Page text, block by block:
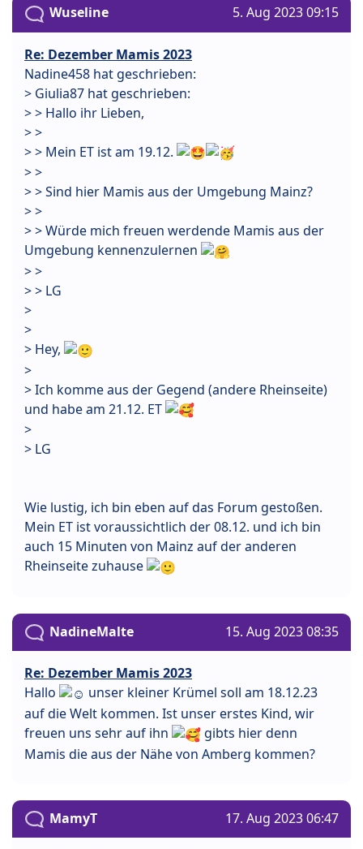
Wuseline 5. Aug 2023 09:15
Re: Dezember Mamis 2023
Nadine458 hat geschrieben:
> Giulia87 hat geschrieben:
> > Hallo ihr Lieben,
> >
> > Mein ET ist am 19.12.
> >
> > Sind hier Mamis aus der Umgebung Mainz?
> >
> > Würde mich freuen werdende Mamis aus der
Umgebung kennenzulernen
> >
> > LG
>
>
> Hey,
>
> Ich komme aus der Gegend (andere Rheinseite)
und habe am 21.12. ET
>
> LG
Wie lustig, ich bin eben auf das Forum gestoßen.
Mein ET ist voraussichtlich der 08.12. und ich bin
auch 15 Minuten von Mainz auf der anderen
Rheinseite zuhause
NadineMalte 15. Aug 2023 08:35
Re: Dezember Mamis 2023
Hallo
unser kleiner Krümel soll am 18.12.23
auf die Welt kommen. Ist unser erstes Kind, wir
freuen uns sehr auf ihn
gibts hier denn
Mamis die aus der Nähe von Amberg kommen?
MamyT 17. Aug 2023 06:47